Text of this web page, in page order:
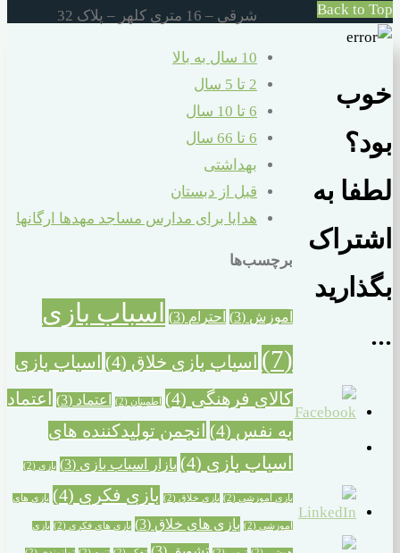
شرقی – 16 متری کلهر – پلاک 32
10 سال به بالا
2 تا 5 سال
6 تا 10 سال
6 تا 66 سال
بهداشتی
قبل از دبستان
هدایا برای مدارس مساجد مهدها ارگانها
برچسب‌ها
آموزش (3) احترام (3)
اسباب بازی
(7)
اسباب بازی خلاق (4)
اسباب بازی
کالای فرهنگی (4) اطمینان (2) اعتماد (3)
اعتماد
به نفس (4)
انجمن تولیدکننده های
اسباب بازی (4) بازار اسباب بازی (3) بازی (2)
بازی آموزشی (2) بازی خلاق (2) بازی فکری (4) بازی های
آموزشی (2) بازی های خلاق (3) بازی های فکری (2) بازی
Back to Top
خوب
بود؟
لطفا به
اشتراک
بگذارید
...